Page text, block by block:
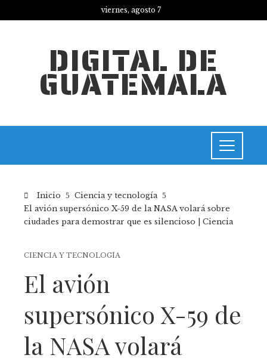
viernes, agosto 7
DIGITAL DE
GUATEMALA
Inicio
Ciencia y tecnología
El avión supersónico X-59 de la NASA volará sobre
ciudades para demostrar que es silencioso | Ciencia
CIENCIA Y TECNOLOGÍA
El avión
supersónico X-59 de
la NASA volará